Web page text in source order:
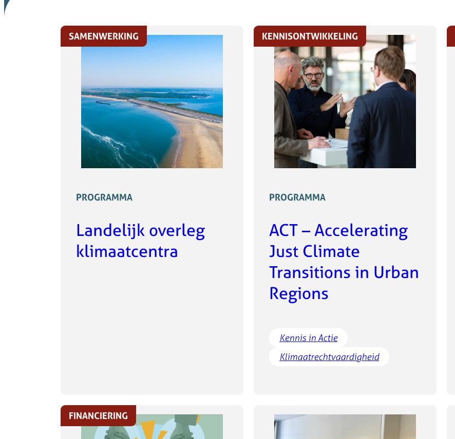
SAMENWERKING
PROGRAMMA
Landelijk overleg
klimaatcentra
KENNISONTWIKKELING
PROGRAMMA
ACT – Accelerating
Just Climate
Transitions in Urban
Regions
Kennis in Actie
Klimaatrechtvaardigheid
FINANCIERING